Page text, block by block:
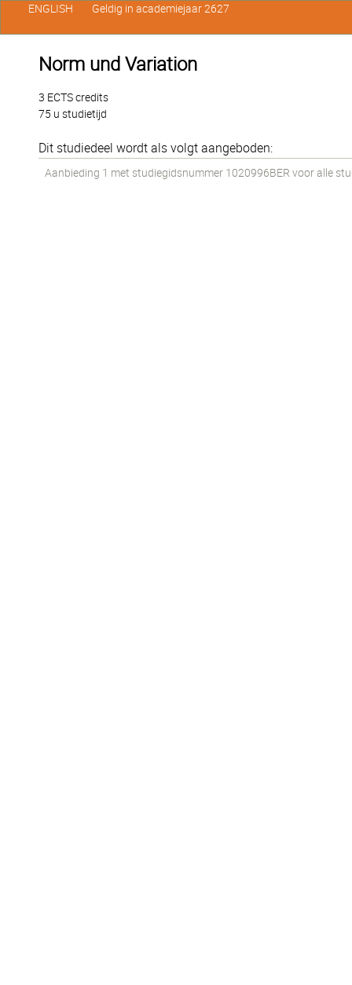
Norm und Variation
3 ECTS credits
75 u studietijd
Dit studiedeel wordt als volgt aangeboden:
Aanbieding 1 met studiegidsnummer 1020996BER voor alle
ENGLISH Geldig in academiejaar 2627